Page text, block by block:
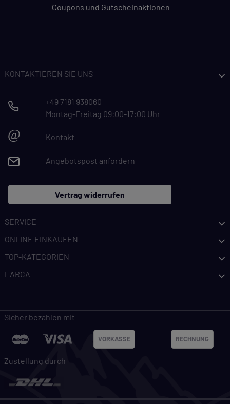
Coupons und Gutscheinaktionen
KONTAKTIEREN SIE UNS
+49 7181 938060
Montag-Freitag 09:00-17:00 Uhr
@ Kontakt
Angebotspost anfordern
Vertrag widerrufen
SERVICE
ONLINE EINKAUFEN
TOP-KATEGORIEN
LARCA
Sicher bezahlen mit
VORKASSE RECHNUNG
Zustellung durch